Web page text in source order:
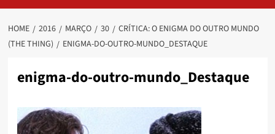
HOME 2016 MARÇO 30
CRÍTICA: O ENIGMA DO OUTRO MUNDO
(THE THING)
ENIGMA-DO-OUTRO-MUNDO_DESTAQUE
enigma-do-outro-mundo_Destaque